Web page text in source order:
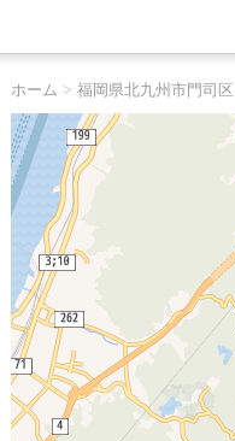
ホーム > 福岡県北九州市門司区